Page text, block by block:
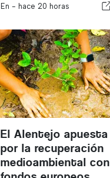
En - hace 20 horas
El Alentejo apuesta
por la recuperación
medioambiental con